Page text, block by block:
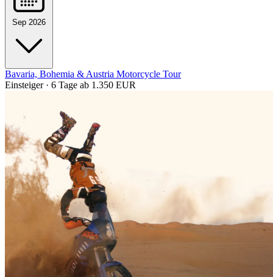
Sep 2026
Bavaria, Bohemia & Austria Motorcycle Tour
Einsteiger · 6 Tage ab 1.350 EUR